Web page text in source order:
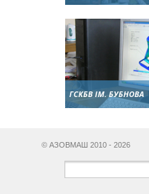
ГСКБВ ІМ. БУБНОВА
© АЗОВМАШ 2010 -